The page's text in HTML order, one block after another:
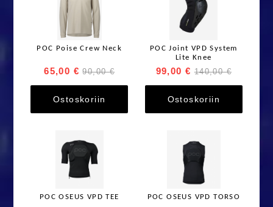
POC Poise Crew Neck
65,00 € 90,00 €
Ostoskoriin
POC Joint VPD System
Lite Knee
99,00 € 140,00 €
Ostoskoriin
POC OSEUS VPD TEE POC OSEUS VPD TORSO